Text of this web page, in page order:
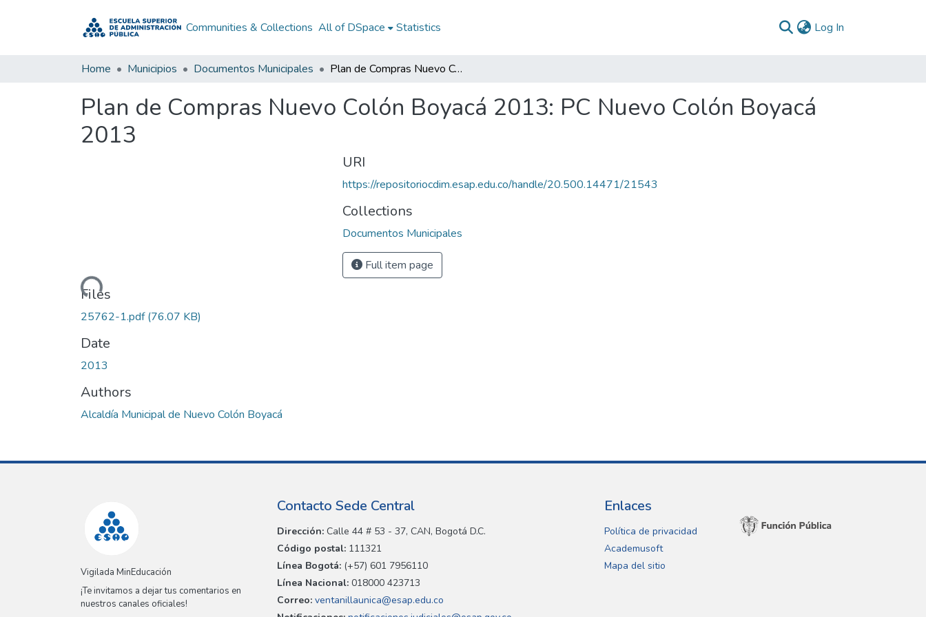
Communities & Collections All of DSpace Statistics Log In
Home Municipios Documentos Municipales Plan de Compras Nuevo Colón Boyacá 2013: PC Nuevo Colón Boyacá 2013
Plan de Compras Nuevo Colón Boyacá 2013: PC Nuevo Colón Boyacá
2013
Loading...
Files
25762-1.pdf(76.07 KB)
Date
2013
Authors
Alcaldía Municipal de Nuevo Colón Boyacá
URI
https://repositoriocdim.esap.edu.co/handle/20.500.14471/21543
Collections
Documentos Municipales
Full item page
Vigilada MinEducación
¡Te invitamos a dejar tus comentarios en
nuestros canales oficiales!
Contacto Sede Central
Dirección: Calle 44 # 53 - 37, CAN, Bogotá D.C.
Código postal: 111321
Línea Bogotá: (+57) 601 7956110
Línea Nacional: 018000 423713
Correo: ventanillaunica@esap.edu.co
Enlaces
Política de privacidad
Academusoft
Mapa del sitio